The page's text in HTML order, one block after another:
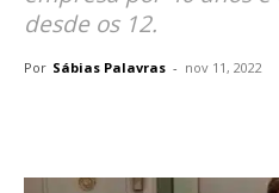
desde os 12.
Por Sábias Palavras - nov 11, 2022